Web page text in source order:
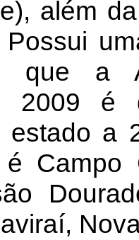
além
que a
2009 é
estado a
Campo